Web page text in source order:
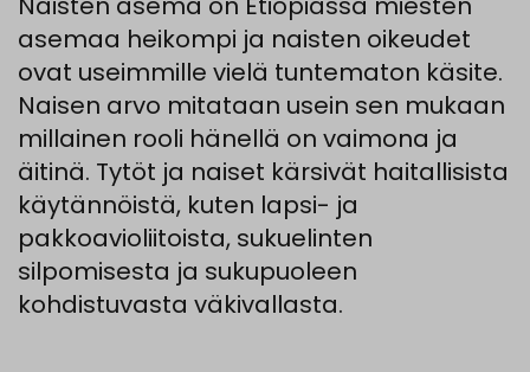
asemaa heikompi ja naisten oikeudet
ovat useimmille vielä tuntematon käsite.
Naisen arvo mitataan usein sen mukaan
millainen rooli hänellä on vaimona ja
äitinä. Tytöt ja naiset kärsivät haitallisista
käytännöistä, kuten lapsi- ja
pakkoavioliitoista, sukuelinten
silpomisesta ja sukupuoleen
kohdistuvasta väkivallasta.